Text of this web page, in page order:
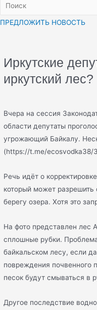
ПРЕДЛОЖИТЬ НОВОСТЬ
Иркутские
иркутский лес?
Вчера на сессия
области депутаты
угрожающий Байкалу.
(https://t.me/ecosvodka38/
Речь идёт о
который может
берегу озера. Хотя это
На фото представлен лес
сплошные рубки.
байкальском лесу, если
повреждения почвенного
песок будут смываться в
Другое последствие